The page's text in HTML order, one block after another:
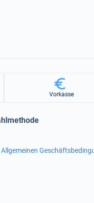
Vorkasse
Allgemeinen